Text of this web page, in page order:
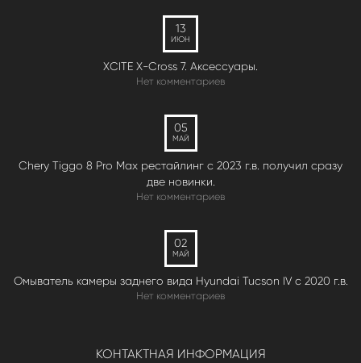
13
ИЮН
XCITE X-Cross 7. Аксессуары.
Нет комментариев
05
МАЙ
Chery Tiggo 8 Pro Max рестайлинг с 2023 г.в. получил сразу
две новинки.
Нет комментариев
02
МАЙ
Омыватель камеры заднего вида Hyundai Tucson IV c 2020 г.в.
Нет комментариев
КОНТАКТНАЯ ИНФОРМАЦИЯ